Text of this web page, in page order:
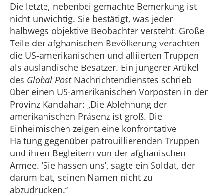
Die letzte, nebenbei gemachte Bemerkung ist
nicht unwichtig. Sie bestätigt, was jeder
halbwegs objektive Beobachter versteht: Große
Teile der afghanischen Bevölkerung verachten
die US-amerikanischen und alliierten Truppen
als ausländische Besatzer. Ein jüngerer Artikel
des Global PostNachrichtendienstes schrieb
über einen US-amerikanischen Vorposten in der
Provinz Kandahar: „Die Ablehnung der
amerikanischen Präsenz ist groß. Die
Einheimischen zeigen eine konfrontative
Haltung gegenüber patrouillierenden Truppen
und ihren Begleitern von der afghanischen
Armee. ’Sie hassen uns’, sagte ein Soldat, der
darum bat, seinen Namen nicht zu
abzudrucken.“